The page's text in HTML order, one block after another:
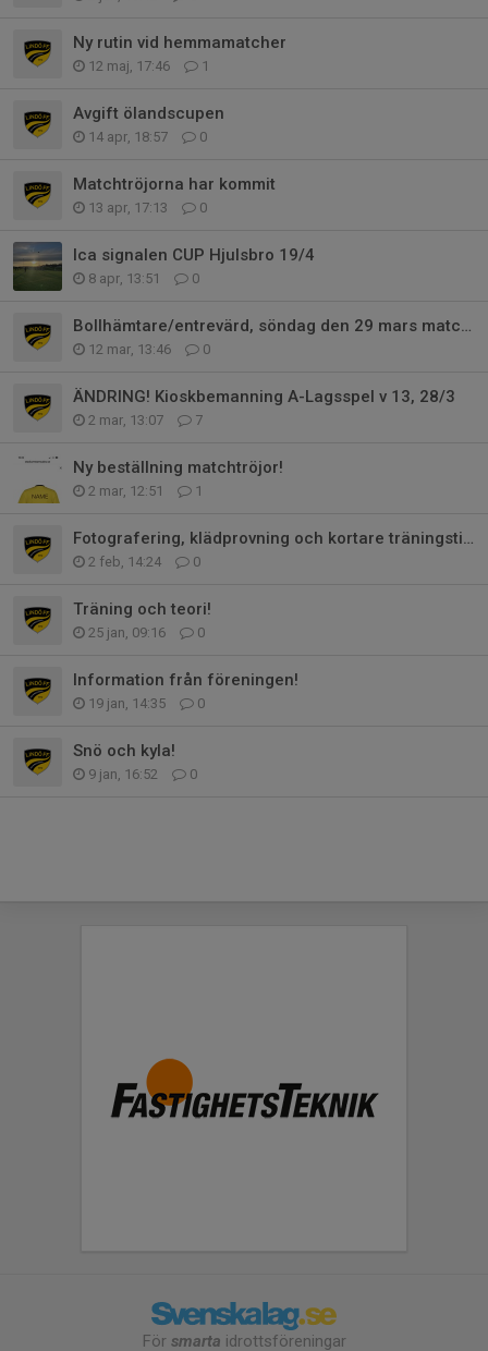
Ny rutin vid hemmamatcher
12 maj, 17:46 1
Avgift ölandscupen
14 apr, 18:57 0
Matchtröjorna har kommit
13 apr, 17:13 0
Ica signalen CUP Hjulsbro 19/4
8 apr, 13:51 0
Bollhämtare/entrevärd, söndag den 29 mars matchstart 13:00
12 mar, 13:46 0
ÄNDRING! Kioskbemanning A-Lagsspel v 13, 28/3
2 mar, 13:07 7
Ny beställning matchtröjor!
2 mar, 12:51 1
Fotografering, klädprovning och kortare träningstid!
2 feb, 14:24 0
Träning och teori!
25 jan, 09:16 0
Information från föreningen!
19 jan, 14:35 0
Snö och kyla!
9 jan, 16:52 0
För smarta idrottsföreningar